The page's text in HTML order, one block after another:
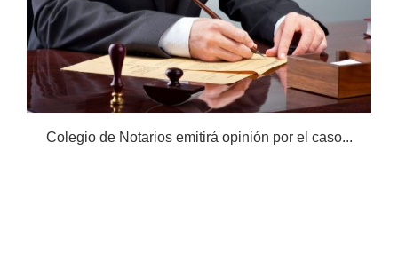
Colegio de Notarios emitirá opinión por el caso...